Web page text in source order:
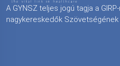
A GYNSZ teljes jogú tagja a
nagykereskedők Szövetségének